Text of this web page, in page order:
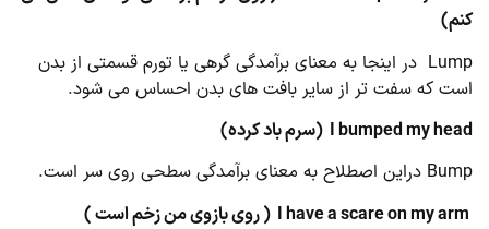
کنم)
Lump در اینجا به معنای برآمدگی گرهی یا تورم قسمتی از بدن
است که سفت تر از سایر بافت های بدن احساس می شود.
I bumped my head (سرم باد کرده)
Bump دراین اصطلاح به معنای برآمدگی سطحی روی سر است.
( روی بازوی من زخم است )